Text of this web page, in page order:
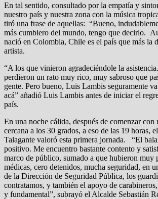
En tal sentido, consultado por la empatía y
nuestro país y nuestra zona con la música
tiró una frase de aquellas: “Bueno,
más cumbiero del mundo, tengo que decirlo.
nació en Colombia, Chile es el país que más la
artista.
“A los que vinieron agradeciéndole la
perdieron un rato muy rico, muy sabroso que
gente. Pero bueno, Luis Lambis seguramente
acá” añadió Luis Lambis antes de iniciar el
país.
En una noche cálida, después de comenzar con
cercana a los 30 grados, a eso de las 19 horas,
Talagante valoró esta primera jornada. “El
positivo. Me encuentro bastante contento y
marco de público, sumado a que hubieron muy
médicas, cero detenidos, mucha seguridad, en
de la Dirección de Seguridad Pública, los
contratamos, y también el apoyo de
y fundamental”, subrayó el Alcalde Sebastián